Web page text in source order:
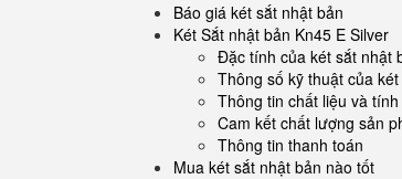
Báo giá két sắt nhật bản
Két Sắt nhật bản Kn45 E Silver
Đặc tính của két sắt nhật
Thông số kỹ thuật của
Thông tin chất liệu và
Cam kết chất lượng sản
Thông tin thanh toán
Mua két sắt nhật bản nào tốt